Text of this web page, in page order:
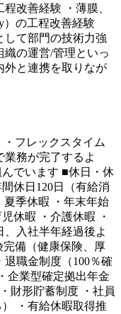
改善経験 ・薄膜、
）の工程改善経験
して部門の技術力強
の運営/管理といっ
外と連携を取りなが
・フレックスタイム
務が完了するよ
でいます ■休日・休
休日120日（有給消
夏季休暇 ・年末年始
休暇 ・介護休暇 ・
入社半年経過後よ
備（健康保険、厚
職金制度（100％確
企業型確定拠出年金
財形貯蓄制度 ・社員
・有給休暇取得推